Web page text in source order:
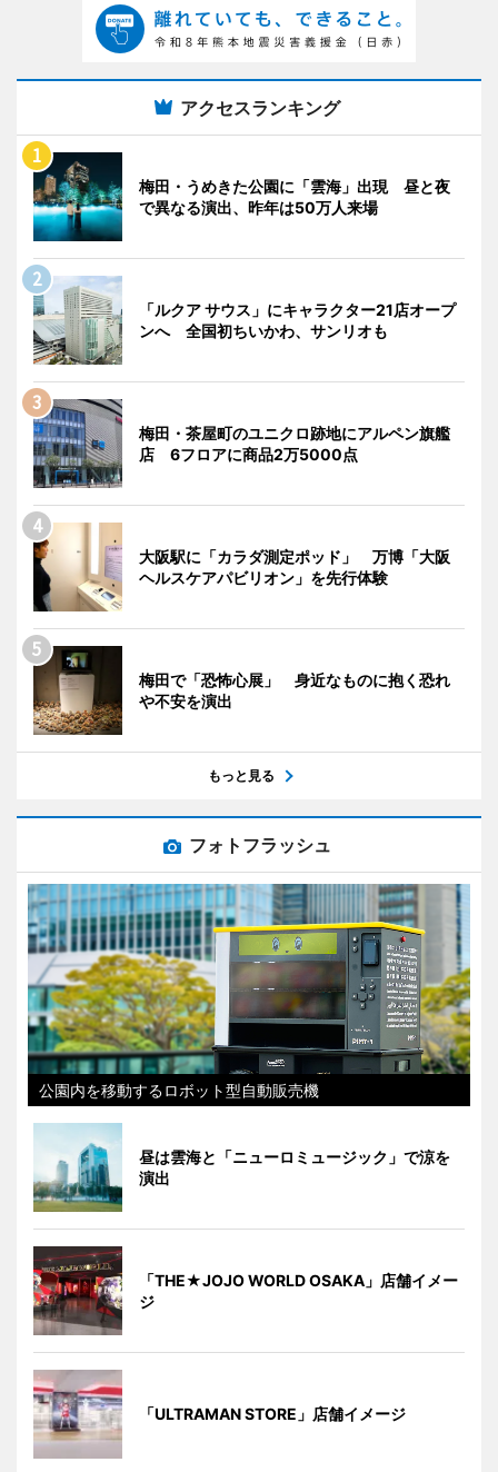
アクセスランキング
梅田・うめきた公園に「雲海」出現 昼と夜
で異なる演出、昨年は50万人来場
「ルクア サウス」にキャラクター21店オープ
ンへ 全国初ちいかわ、サンリオも
梅田・茶屋町のユニクロ跡地にアルペン旗艦
店 6フロアに商品2万5000点
大阪駅に「カラダ測定ポッド」 万博「大阪
ヘルスケアパビリオン」を先行体験
梅田で「恐怖心展」 身近なものに抱く恐れ
や不安を演出
もっと見る
フォトフラッシュ
公園内を移動するロボット型自動販売機
昼は雲海と「ニューロミュージック」で涼を
演出
「THE★JOJO WORLD OSAKA」店舗イメー
ジ
「ULTRAMAN STORE」店舗イメージ